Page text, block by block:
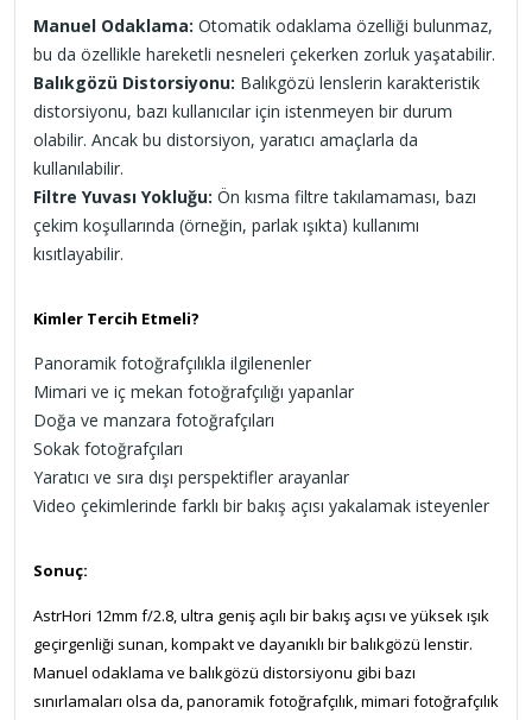
Manuel Odaklama: Otomatik odaklama özelliği bulunmaz,
bu da özellikle hareketli nesneleri çekerken zorluk yaşatabilir.
Balıkgözü Distorsiyonu: Balıkgözü lenslerin karakteristik
distorsiyonu, bazı kullanıcılar için istenmeyen bir durum
olabilir. Ancak bu distorsiyon, yaratıcı amaçlarla da
kullanılabilir.
Filtre Yuvası Yokluğu: Ön kısma filtre takılamaması, bazı
çekim koşullarında (örneğin, parlak ışıkta) kullanımı
kısıtlayabilir.
Kimler Tercih Etmeli?
Panoramik fotoğrafçılıkla ilgilenenler
Mimari ve iç mekan fotoğrafçılığı yapanlar
Doğa ve manzara fotoğrafçıları
Sokak fotoğrafçıları
Yaratıcı ve sıra dışı perspektifler arayanlar
Video çekimlerinde farklı bir bakış açısı yakalamak isteyenler
Sonuç:
AstrHori 12mm f/2.8, ultra geniş açılı bir bakış açısı ve yüksek ışık
geçirgenliği sunan, kompakt ve dayanıklı bir balıkgözü lenstir.
Manuel odaklama ve balıkgözü distorsiyonu gibi bazı
sınırlamaları olsa da, panoramik fotoğrafçılık, mimari fotoğrafçılık